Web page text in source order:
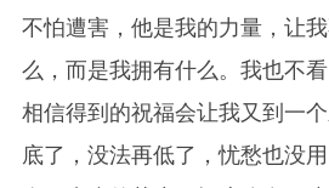
不怕遭害，他是我的力量，让
么，而是我拥有什么。我也不
相信得到的祝福会让我又到一
底了，没法再低了，忧愁也没